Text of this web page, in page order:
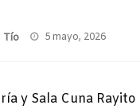
Tío
Publicado
5 mayo, 2026
y Sala Cuna Rayito